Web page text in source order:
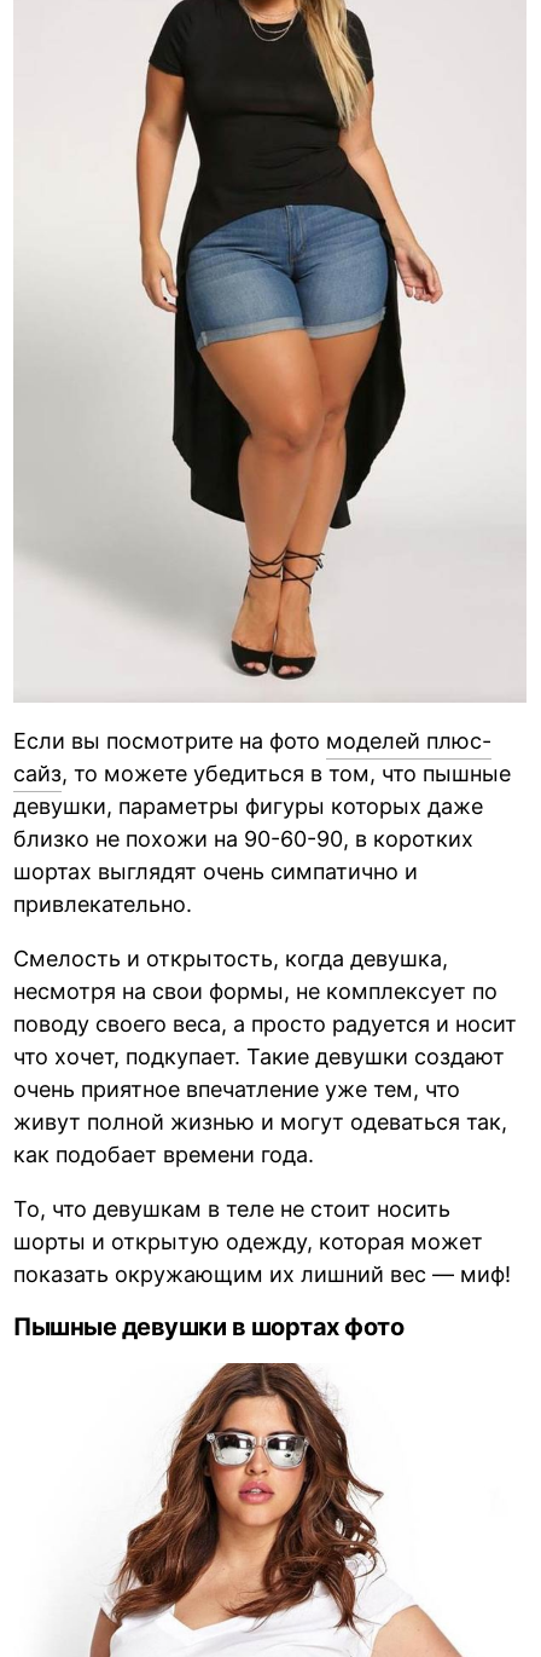
Если вы посмотрите на фото моделей плюс-
сайз, то можете убедиться в том, что пышные
девушки, параметры фигуры которых даже
близко не похожи на 90-60-90, в коротких
шортах выглядят очень симпатично и
привлекательно.
Смелость и открытость, когда девушка,
несмотря на свои формы, не комплексует по
поводу своего веса, а просто радуется и носит
что хочет, подкупает. Такие девушки создают
очень приятное впечатление уже тем, что
живут полной жизнью и могут одеваться так,
как подобает времени года.
То, что девушкам в теле не стоит носить
шорты и открытую одежду, которая может
показать окружающим их лишний вес — миф!
Пышные девушки в шортах фото